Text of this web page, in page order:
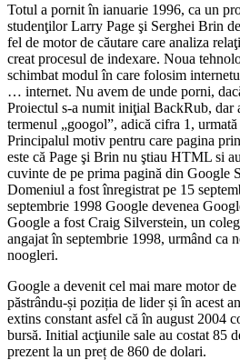
Totul a pornit în ianuarie 1996, ca un
studenţilor Larry Page şi Serghei Brin
fel de motor de căutare care analiza
creat procesul de indexare. Noua
schimbat modul în care folosim
… internet. Nu avem de unde porni,
Proiectul s-a numit iniţial BackRub, dar
termenul „googol”, adică cifra 1,
Principalul motiv pentru care pagina
este că Page şi Brin nu ştiau HTML si
cuvinte de pe prima pagină din Google
Domeniul a fost înregistrat pe 15
septembrie 1998 Google devenea
Google a fost Craig Silverstein, un
angajat în septembrie 1998, urmând ca
noogleri.
Google a devenit cel mai mare motor
păstrându-și poziția de lider și în acest
extins constant asfel că în august 2004
bursă. Initial acţiunile sale au costat 85
prezent la un preț de 860 de dolari.